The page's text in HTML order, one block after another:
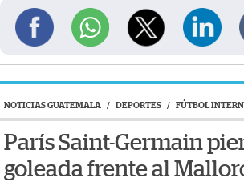
NOTICIAS GUATEMALA / DEPORTES / FÚTBOL
París Saint-Germain
goleada frente al